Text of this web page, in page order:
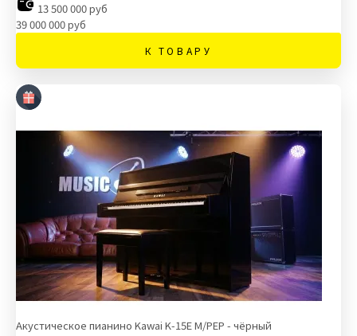
13 500 000 руб
39 000 000 руб
К ТОВАРУ
Акустическое пианино Kawai K-15E M/PEP - чёрный